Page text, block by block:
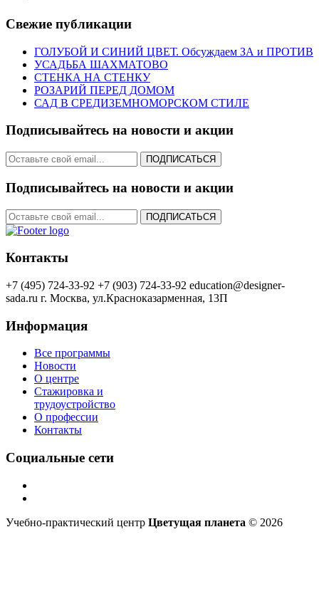
Свежие публикации
ГОЛУБОЙ И СИНИЙ ЦВЕТ. Обсуждаем ЗА и ПРОТИВ
УСАДЬБА ШАХМАТОВО
СТЕНКА НА СТЕНКУ
РОЗАРИЙ ПЕРЕД ДОМОМ
САД В СРЕДИЗЕМНОМОРСКОМ СТИЛЕ
Подписывайтесь на новости и акции
ПОДПИСАТЬСЯ
Подписывайтесь на новости и акции
ПОДПИСАТЬСЯ
Контакты
+7 (495) 724-33-92 +7 (903) 724-33-92 education@designer-
sada.ru г. Москва, ул.Красноказарменная, 13П
Информация
Все программы
Новости
О центре
Стажировка и
трудоустройство
О профессии
Контакты
Социальные сети
Учебно-практический центр Цветущая планета © 2026